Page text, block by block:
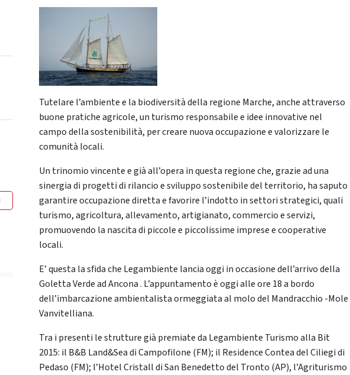
Tutelare l’ambiente e la biodiversità della regione Marche, anche attraverso
buone pratiche agricole, un turismo responsabile e idee innovative nel
campo della sostenibilità, per creare nuova occupazione e valorizzare le
comunità locali.
Un trinomio vincente e già all’opera in questa regione che, grazie ad una
sinergia di progetti di rilancio e sviluppo sostenibile del territorio, ha saputo
garantire occupazione diretta e favorire l’indotto in settori strategici, quali
turismo, agricoltura, allevamento, artigianato, commercio e servizi,
promuovendo la nascita di piccole e piccolissime imprese e cooperative
locali.
E’ questa la sfida che Legambiente lancia oggi in occasione dell’arrivo della
Goletta Verde ad Ancona . L’appuntamento è oggi alle ore 18 a bordo
dell’imbarcazione ambientalista ormeggiata al molo del Mandracchio -Mole
Vanvitelliana.
Tra i presenti le strutture già premiate da Legambiente Turismo alla Bit
2015: il B&B Land&Sea di Campofilone (FM); il Residence Contea del Ciliegi di
Pedaso (FM); l’Hotel Cristall di San Benedetto del Tronto (AP), l’Agriturismo